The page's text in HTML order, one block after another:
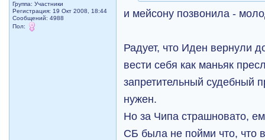
Группа: Участники
Регистрация: 19 Окт 2008, 18:44
Сообщений: 4988
Пол:
и мейсону позвонила -
Радует, что Иден вернули
вести себя как маньяк
запретительный судебный
нужен.
Но за Чипа страшновато,
СБ была не пойми что, что